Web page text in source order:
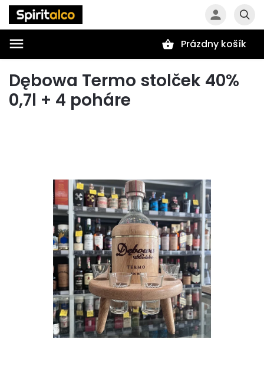
Prázdny košík
Dębowa Termo stolček 40%
0,7l + 4 poháre